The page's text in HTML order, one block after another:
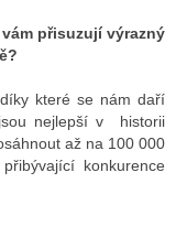
přisuzují výrazný
které se nám daří
nejlepší v historii
až na 100 000
konkurence